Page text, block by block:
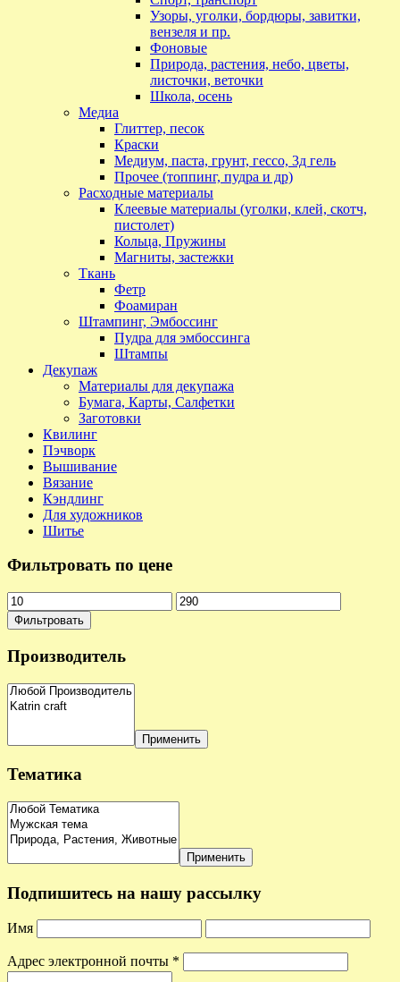
Узоры, уголки, бордюры, завитки,
вензеля и пр.
Фоновые
Природа, растения, небо, цветы,
листочки, веточки
Школа, осень
Медиа
Глиттер, песок
Краски
Медиум, паста, грунт, гессо, 3д гель
Прочее (топпинг, пудра и др)
Расходные материалы
Клеевые материалы (уголки, клей, скотч,
пистолет)
Кольца, Пружины
Магниты, застежки
Ткань
Фетр
Фоамиран
Штампинг, Эмбоссинг
Пудра для эмбоссинга
Штампы
Декупаж
Материалы для декупажа
Бумага, Карты, Салфетки
Заготовки
Квилинг
Пэчворк
Вышивание
Вязание
Кэндлинг
Для художников
Шитье
Фильтровать по цене
Фильтровать
Производитель
Применить
Тематика
Применить
Подпишитесь на нашу рассылку
Имя
Адрес электронной почты *